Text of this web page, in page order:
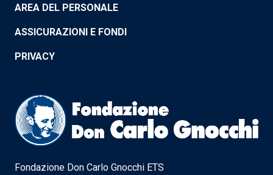
AREA DEL PERSONALE
ASSICURAZIONI E FONDI
PRIVACY
Fondazione Don Carlo Gnocchi ETS